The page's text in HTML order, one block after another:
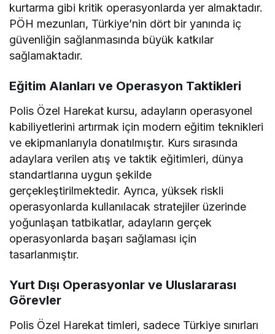
kurtarma gibi kritik operasyonlarda yer almaktadır.
PÖH mezunları, Türkiye’nin dört bir yanında iç
güvenliğin sağlanmasında büyük katkılar
sağlamaktadır.
Eğitim Alanları ve Operasyon Taktikleri
Polis Özel Harekat kursu, adayların operasyonel
kabiliyetlerini artırmak için modern eğitim teknikleri
ve ekipmanlarıyla donatılmıştır. Kurs sırasında
adaylara verilen atış ve taktik eğitimleri, dünya
standartlarına uygun şekilde
gerçekleştirilmektedir. Ayrıca, yüksek riskli
operasyonlarda kullanılacak stratejiler üzerinde
yoğunlaşan tatbikatlar, adayların gerçek
operasyonlarda başarı sağlaması için
tasarlanmıştır.
Yurt Dışı Operasyonlar ve Uluslararası
Görevler
Polis Özel Harekat timleri, sadece Türkiye sınırları